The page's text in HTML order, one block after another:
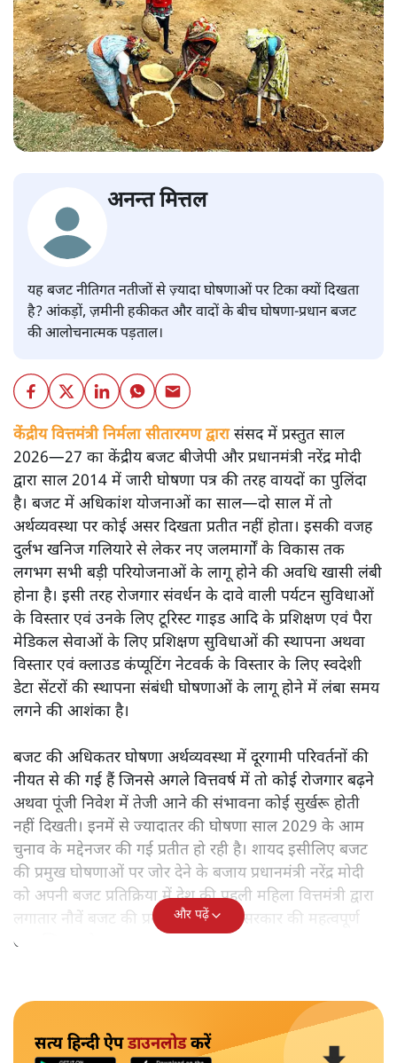
अनन्त मित्तल
यह बजट नीतिगत नतीजों से ज़्यादा घोषणाओं पर टिका क्यों दिखता
है? आंकड़ों, ज़मीनी हकीकत और वादों के बीच घोषणा-प्रधान बजट
की आलोचनात्मक पड़ताल।
केंद्रीय वित्तमंत्री निर्मला सीतारमण द्वारासंसद में प्रस्तुत साल
2026—27 का केंद्रीय बजट बीजेपी और प्रधानमंत्री नरेंद्र मोदी
द्वारा साल 2014 में जारी घोषणा पत्र की तरह वायदों का पुलिंदा
है। बजट में अधिकांश योजनाओं का साल—दो साल में तो
अर्थव्यवस्था पर कोई असर दिखता प्रतीत नहीं होता। इसकी वजह
दुर्लभ खनिज गलियारे से लेकर नए जलमार्गों के विकास तक
लगभग सभी बड़ी परियोजनाओं के लागू होने की अवधि खासी लंबी
होना है। इसी तरह रोजगार संवर्धन के दावे वाली पर्यटन सुविधाओं
के विस्तार एवं उनके लिए टूरिस्ट गाइड आदि के प्रशिक्षण एवं पैरा
मेडिकल सेवाओं के लिए प्रशिक्षण सुविधाओं की स्थापना अथवा
विस्तार एवं क्लाउड कंप्यूटिंग नेटवर्क के विस्तार के लिए स्वदेशी
डेटा सेंटरों की स्थापना संबंधी घोषणाओं के लागू होने में लंबा समय
लगने की आशंका है।
बजट की अधिकतर घोषणा अर्थव्यवस्था में दूरगामी परिवर्तनों की
नीयत से की गई हैं जिनसे अगले वित्तवर्ष में तो कोई रोजगार बढ़ने
अथवा पूंजी निवेश में तेजी आने की संभावना कोई सुर्खरू होती
नहीं दिखती। इनमें से ज्यादातर की घोषणा साल 2029 के आम
चुनाव के मद्देनजर की गई प्रतीत हो रही है। शायद इसीलिए बजट
की प्रमुख घोषणाओं पर जोर देने के बजाय प्रधानमंत्री नरेंद्र मोदी
को अपनी बजट प्रतिक्रिया में देश की पहली महिला वित्तमंत्री द्वारा
लगातार नौवें बजट की प्रस्तुति को अपनी सरकार की महत्वपूर्ण
उपलब्धि बताने पर मजबूर होना पड़ा।
और पढ़ें
सत्य हिन्दी ऐपडाउनलोडकरें